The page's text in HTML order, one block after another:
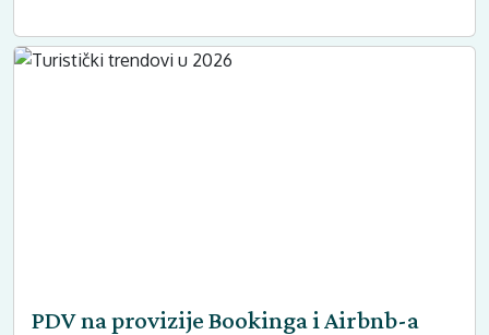
PDV na provizije Bookinga i Airbnb-a